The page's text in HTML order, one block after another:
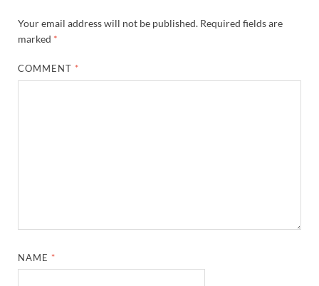
Your email address will not be published. Required fields are
marked *
COMMENT *
NAME *